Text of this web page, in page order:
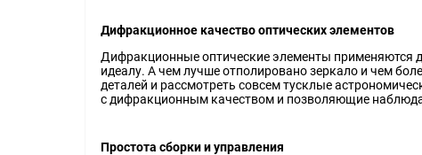
Дифракционное качество оптических элементов
Дифракционные оптические элементы применяются
идеалу. А чем лучше отполировано зеркало и чем
деталей и рассмотреть совсем тусклые
с дифракционным качеством и позволяющие
Простота сборки и управления